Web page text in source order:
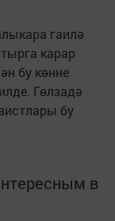
гаилә
карар
бу көнне
Гөлзадә
бу
в